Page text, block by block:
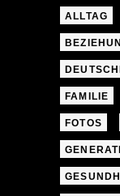
ALLTAG
FAMILIE
FOTOS